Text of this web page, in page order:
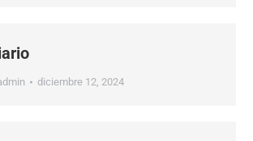
diciembre 12, 2024